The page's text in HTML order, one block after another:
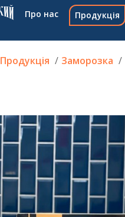
Про нас Продукція
Продукція Заморозка